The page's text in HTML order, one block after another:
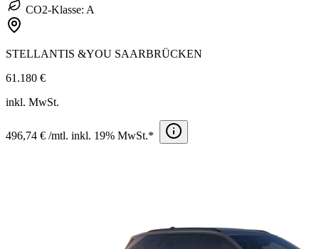
CO2-Klasse: A
STELLANTIS &YOU SAARBRÜCKEN
61.180 €
inkl. MwSt.
496,74 € /mtl. inkl. 19% MwSt.*